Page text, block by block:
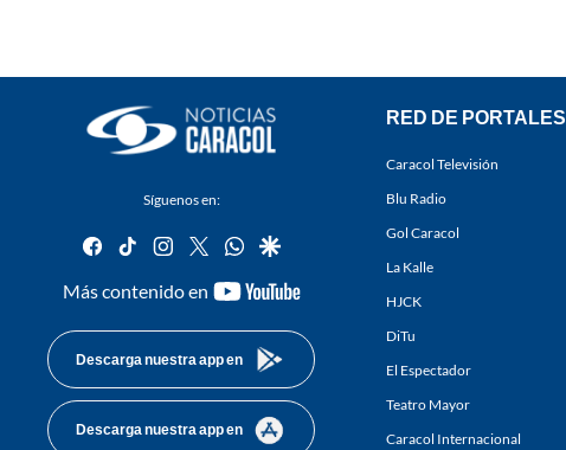
Síguenos en:
facebook
tiktok instagram
twitterwhatsapp
google
Más contenido en
youtube-
Descarga nuestra app en
Descarga nuestra app en
RED DE PORTALES
Caracol Televisión
Blu Radio
Gol Caracol
La Kalle
HJCK
DiTu
El Espectador
Teatro Mayor
Caracol Internacional